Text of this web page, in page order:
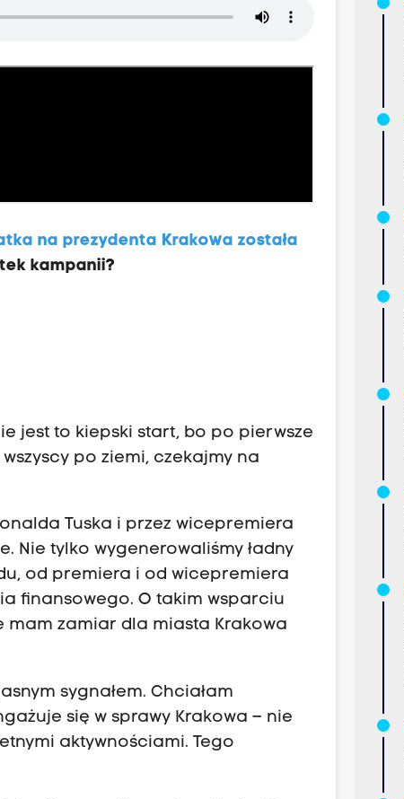
na prezydenta Krakowa została
kampanii?
jest to kiepski start, bo po pierwsze
po ziemi, czekajmy na
Tuska i przez wicepremiera
Nie tylko wygenerowaliśmy ładny
od premiera i od wicepremiera
finansowego. O takim wsparciu
mam zamiar dla miasta Krakowa
sygnałem. Chciałam
się w sprawy Krakowa – nie
aktywnościami. Tego